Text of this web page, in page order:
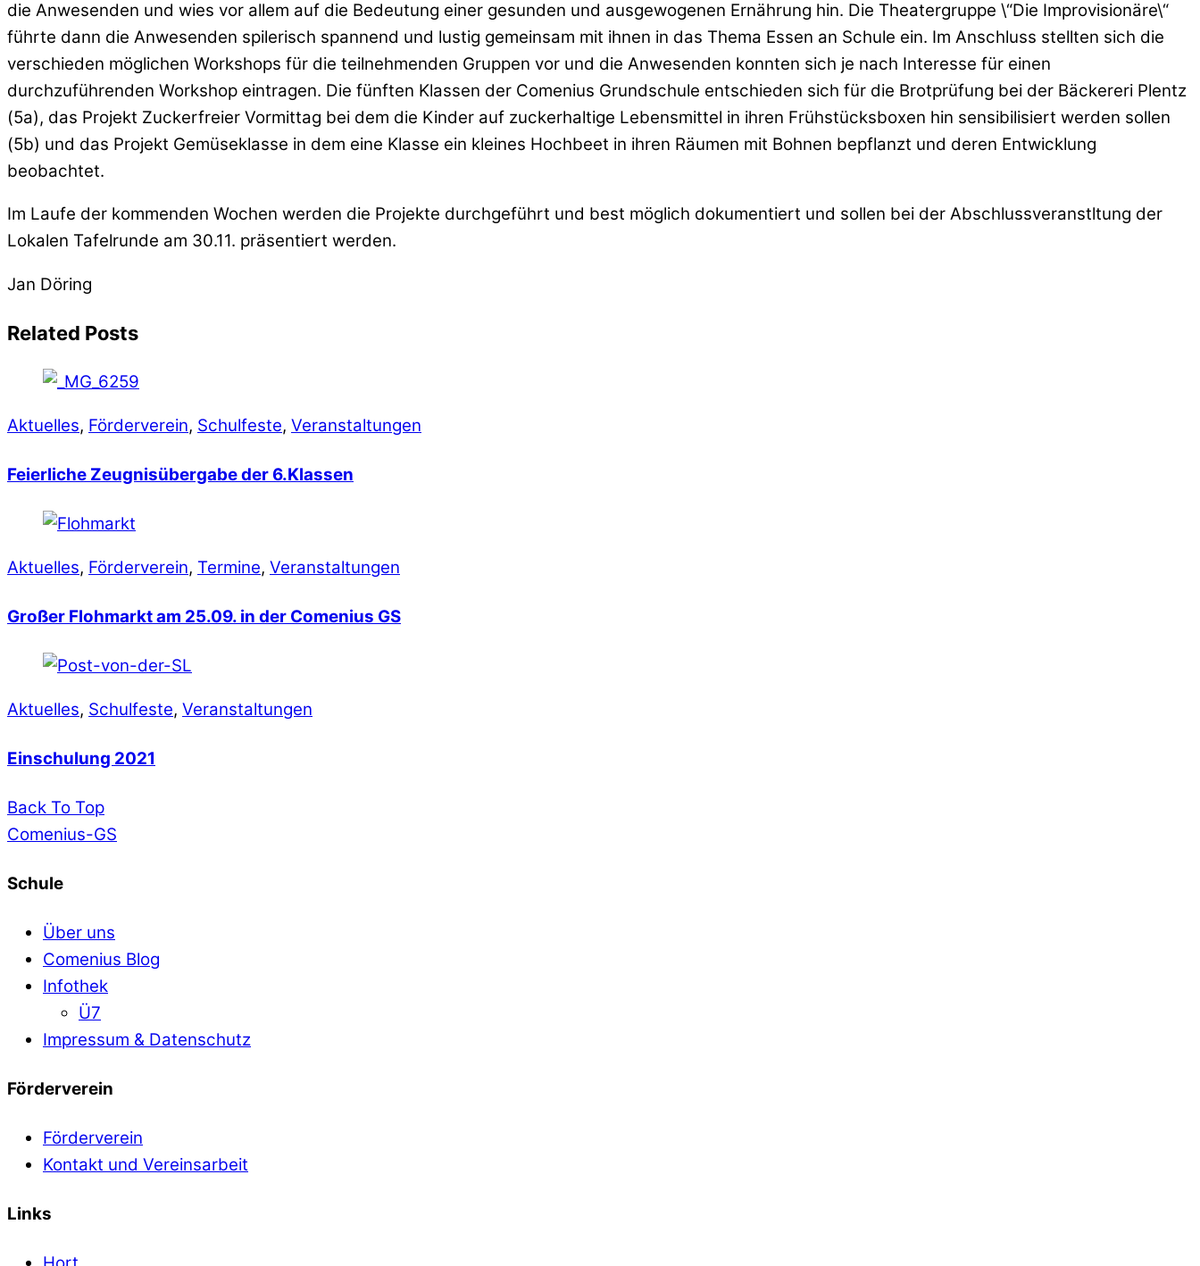
die Anwesenden und wies vor allem auf die Bedeutung einer gesunden und ausgewogenen Ernährung hin. Die Theatergruppe \“Die Improvisionäre\“
führte dann die Anwesenden spilerisch spannend und lustig gemeinsam mit ihnen in das Thema Essen an Schule ein. Im Anschluss stellten sich die
verschieden möglichen Workshops für die teilnehmenden Gruppen vor und die Anwesenden konnten sich je nach Interesse für einen
durchzuführenden Workshop eintragen. Die fünften Klassen der Comenius Grundschule entschieden sich für die Brotprüfung bei der Bäckereri Plentz
(5a), das Projekt Zuckerfreier Vormittag bei dem die Kinder auf zuckerhaltige Lebensmittel in ihren Frühstücksboxen hin sensibilisiert werden sollen
(5b) und das Projekt Gemüseklasse in dem eine Klasse ein kleines Hochbeet in ihren Räumen mit Bohnen bepflanzt und deren Entwicklung
beobachtet.
Im Laufe der kommenden Wochen werden die Projekte durchgeführt und best möglich dokumentiert und sollen bei der Abschlussveranstltung der
Lokalen Tafelrunde am 30.11. präsentiert werden.
Jan Döring
Related Posts
Aktuelles, Förderverein, Schulfeste, Veranstaltungen
Feierliche Zeugnisübergabe der 6.Klassen
Aktuelles, Förderverein, Termine, Veranstaltungen
Großer Flohmarkt am 25.09. in der Comenius GS
Aktuelles, Schulfeste, Veranstaltungen
Einschulung 2021
Back To Top
Comenius-GS
Schule
Über uns
Comenius Blog
Infothek
Ü7
Impressum & Datenschutz
Förderverein
Förderverein
Kontakt und Vereinsarbeit
Links